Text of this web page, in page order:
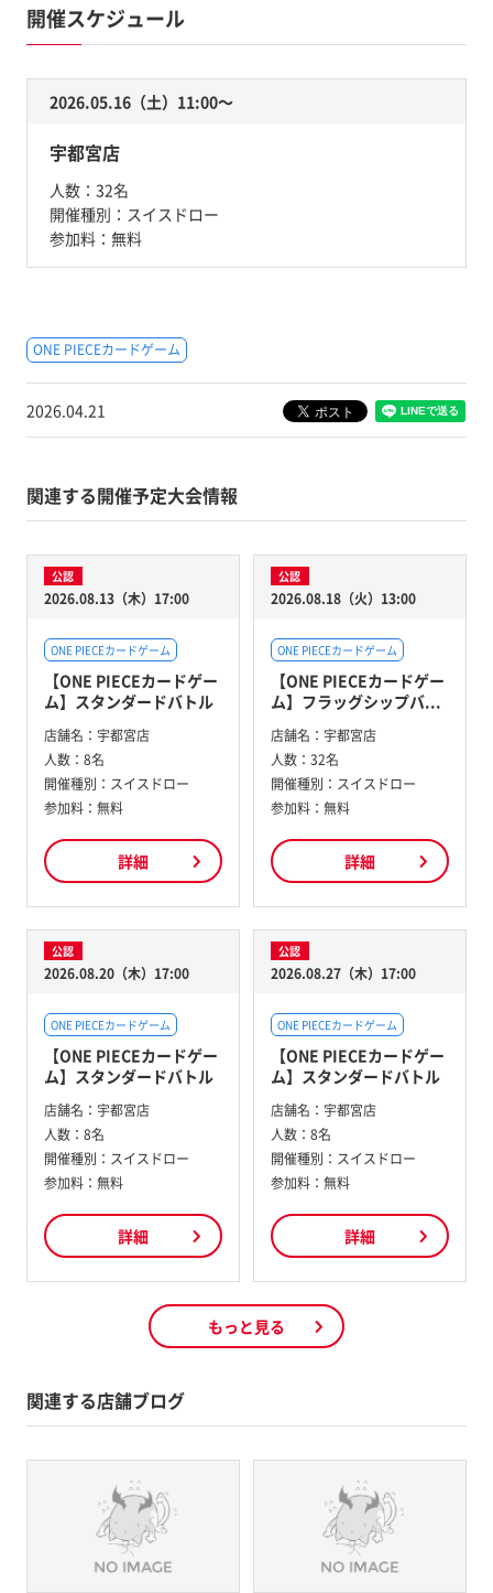
開催スケジュール
2026.05.16（土）11:00〜
宇都宮店
人数： 32名
開催種別： スイスドロー
参加料： 無料
ONE PIECEカードゲーム
2026.04.21
関連する開催予定大会情報
公認
2026.08.13（木）17:00
ONE PIECEカードゲーム
【ONE PIECEカードゲー
ム】スタンダードバトル
店舗名： 宇都宮店
人数： 8名
開催種別： スイスドロー
参加料： 無料
詳細
公認
2026.08.18（火）13:00
ONE PIECEカードゲーム
【ONE PIECEカードゲー
ム】フラッグシップバ...
店舗名： 宇都宮店
人数： 32名
開催種別： スイスドロー
参加料： 無料
詳細
公認
2026.08.20（木）17:00
ONE PIECEカードゲーム
【ONE PIECEカードゲー
ム】スタンダードバトル
店舗名： 宇都宮店
人数： 8名
開催種別： スイスドロー
参加料： 無料
詳細
公認
2026.08.27（木）17:00
ONE PIECEカードゲーム
【ONE PIECEカードゲー
ム】スタンダードバトル
店舗名： 宇都宮店
人数： 8名
開催種別： スイスドロー
参加料： 無料
詳細
もっと見る
関連する店舗ブログ